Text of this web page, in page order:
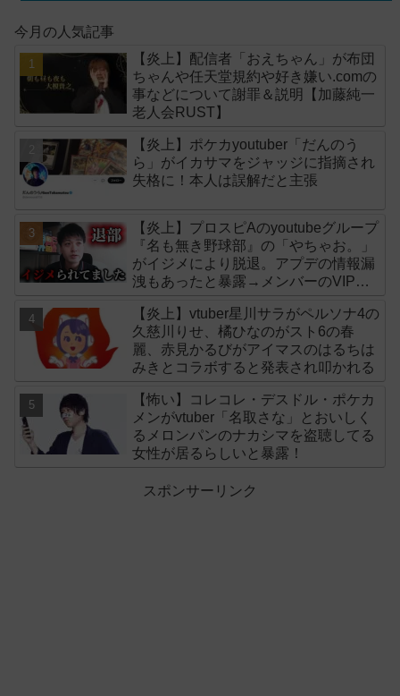
今月の人気記事
【炎上】配信者「おえちゃん」が布団
ちゃんや任天堂規約や好き嫌い.comの
事などについて謝罪＆説明【加藤純一
老人会RUST】
【炎上】ポケカyoutuber「だんのう
ら」がイカサマをジャッジに指摘され
失格に！本人は誤解だと主張
【炎上】プロスピAのyoutubeグループ
『名も無き野球部』の「やちゃお。」
がイジメにより脱退。アプデの情報漏
洩もあったと暴露→メンバーのVIPが
【炎上】vtuber星川サラがペルソナ4の
久慈川りせ、橘ひなのがスト6の春
麗、赤見かるびがアイマスのはるちは
みきとコラボすると発表され叩かれる
【怖い】コレコレ・デスドル・ポケカ
メンがvtuber「名取さな」とおいしく
るメロンパンのナカシマを盗聴してる
女性が居るらしいと暴露！
スポンサーリンク